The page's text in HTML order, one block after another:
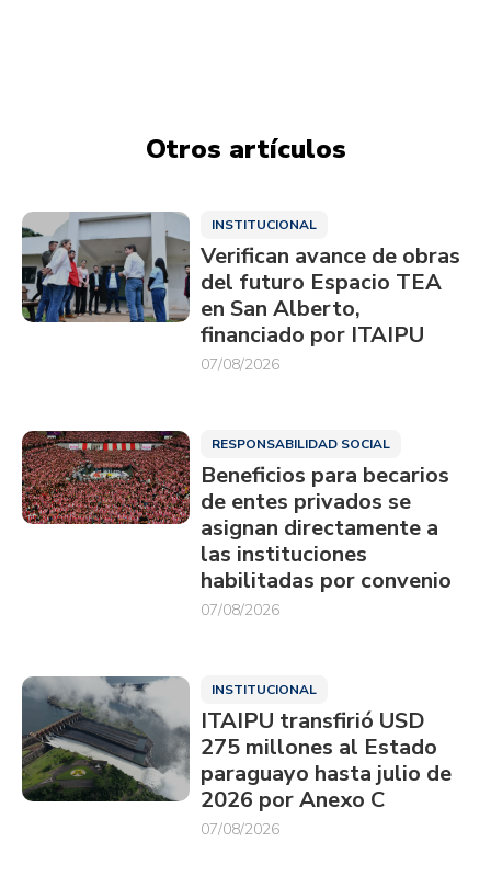
Otros artículos
INSTITUCIONAL
Verifican avance de obras
del futuro Espacio TEA
en San Alberto,
financiado por ITAIPU
07/08/2026
RESPONSABILIDAD SOCIAL
Beneficios para becarios
de entes privados se
asignan directamente a
las instituciones
habilitadas por convenio
07/08/2026
INSTITUCIONAL
ITAIPU transfirió USD
275 millones al Estado
paraguayo hasta julio de
2026 por Anexo C
07/08/2026